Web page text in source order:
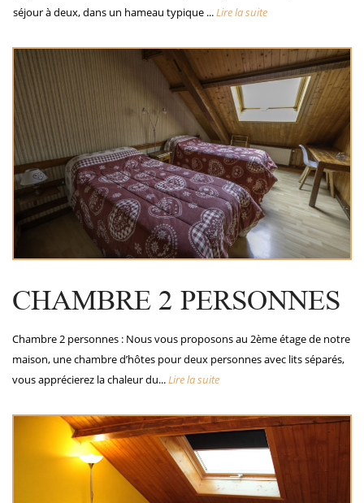
séjour à deux, dans un hameau typique ...Lire la suite
CHAMBRE 2 PERSONNES
Chambre 2 personnes : Nous vous proposons au 2ème étage de notre
maison, une chambre d’hôtes pour deux personnes avec lits séparés,
vous apprécierez la chaleur du...Lire la suite